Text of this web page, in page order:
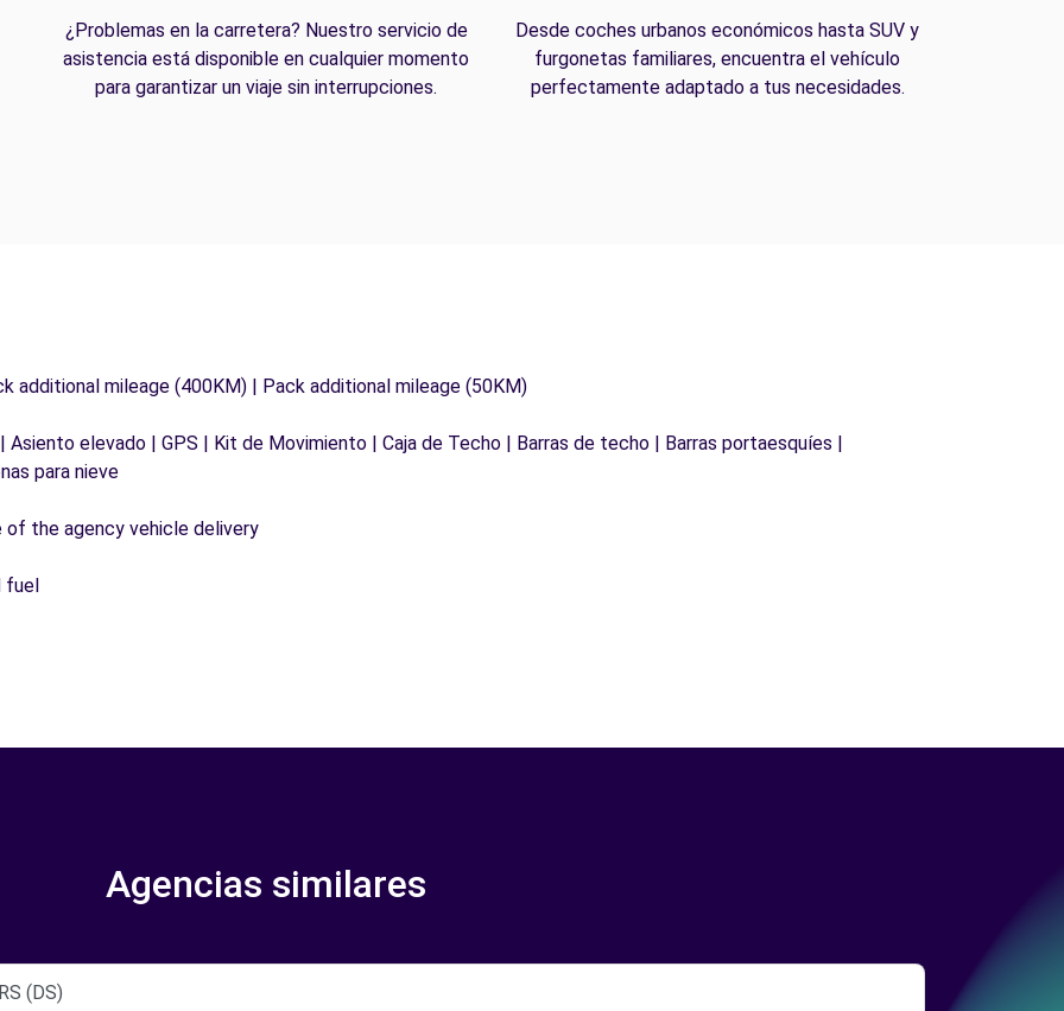
¿Problemas en la carretera? Nuestro servicio de
asistencia está disponible en cualquier momento
para garantizar un viaje sin interrupciones.
Desde coches urbanos económicos hasta SUV y
furgonetas familiares, encuentra el vehículo
perfectamente adaptado a tus necesidades.
additional mileage (400KM) | Pack additional mileage (50KM)
elevado | GPS | Kit de Movimiento | Caja de Techo | Barras de techo | Barras portaesquíes |
para nieve
the agency vehicle delivery
fuel
Agencias similares
(DS)